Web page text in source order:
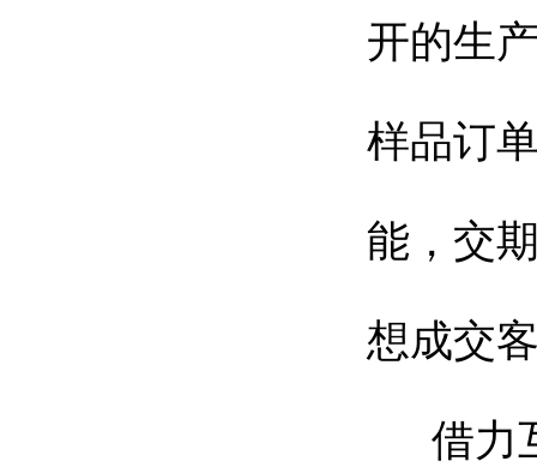
开的生
样品订
能，交
想成交
借力